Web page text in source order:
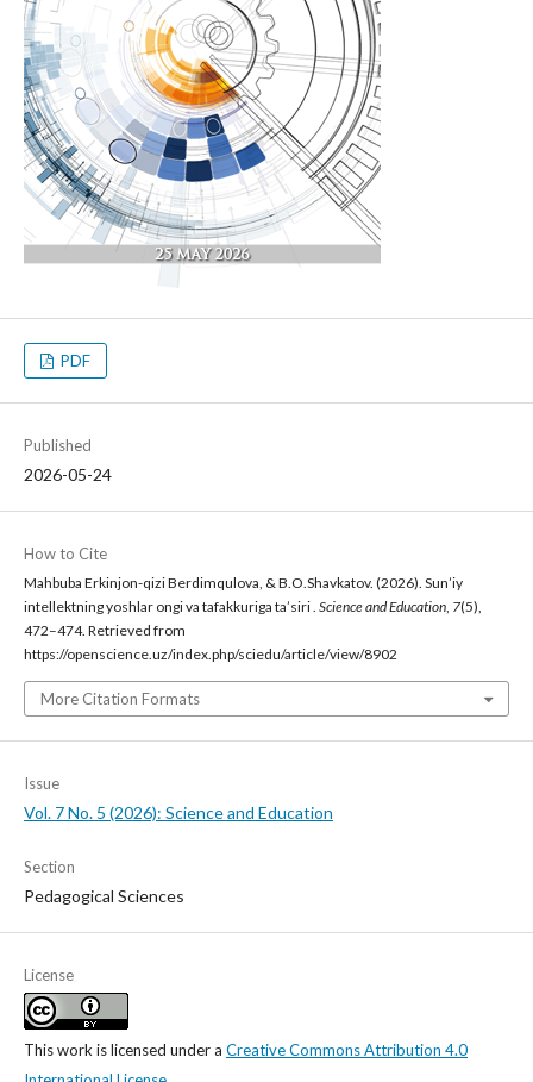
PDF
Published
2026-05-24
How to Cite
Mahbuba Erkinjon-qizi Berdimqulova, & B.O.Shavkatov. (2026). Sun’iy
intellektning yoshlar ongi va tafakkuriga ta’siri . Science and Education, 7(5),
472–474. Retrieved from
https://openscience.uz/index.php/sciedu/article/view/8902
More Citation Formats
Issue
Vol. 7 No. 5 (2026): Science and Education
Section
Pedagogical Sciences
License
This work is licensed under a Creative Commons Attribution 4.0